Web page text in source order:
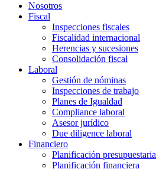
Nosotros
Fiscal
Inspecciones fiscales
Fiscalidad internacional
Herencias y sucesiones
Consolidación fiscal
Laboral
Gestión de nóminas
Inspecciones de trabajo
Planes de Igualdad
Compliance laboral
Asesor jurídico
Due diligence laboral
Financiero
Planificación presupuestaria
Planificación financiera